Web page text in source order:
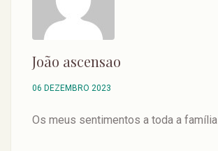
João ascensao
06 DEZEMBRO 2023
Os meus sentimentos a toda a família